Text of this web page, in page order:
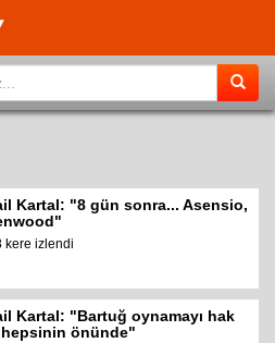
Kartal: "8 gün sonra... Asensio,
kere izlendi
Kartal: "Bartuğ oynamayı hak
önünde"